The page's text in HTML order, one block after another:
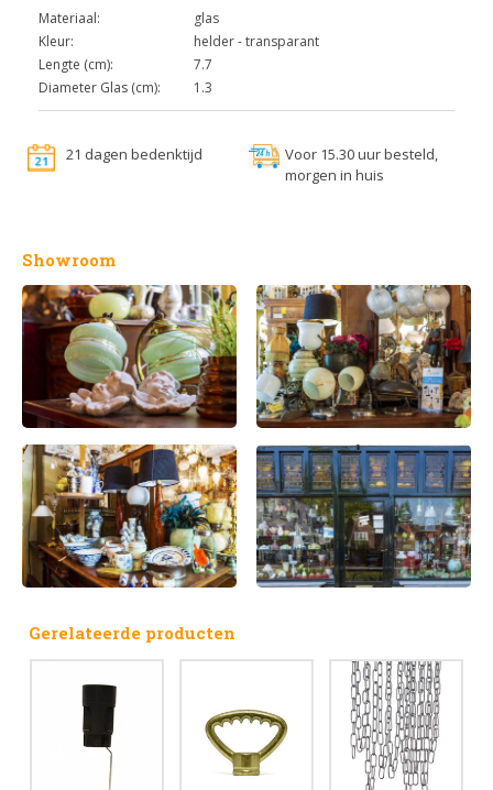
Materiaal:
glas
Kleur:
helder - transparant
Lengte (cm):
7.7
Diameter Glas (cm):
1.3
21 dagen bedenktijd
Voor 15.30 uur besteld,
morgen in huis
Showroom
Gerelateerde producten